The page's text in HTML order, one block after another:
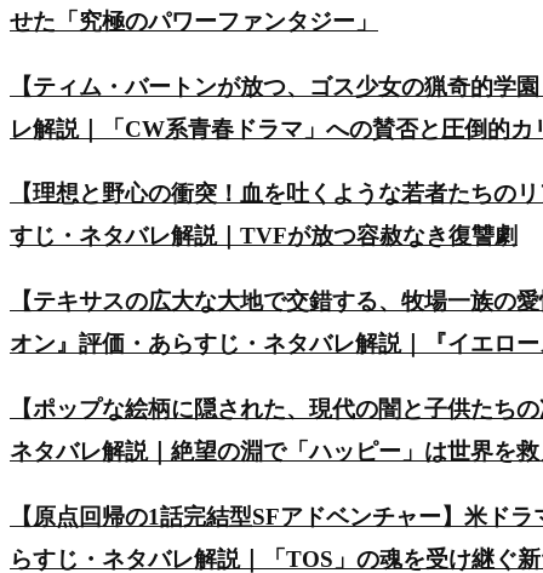
せた「究極のパワーファンタジー」
【ティム・バートンが放つ、ゴス少女の猟奇的学
レ解説｜「CW系青春ドラマ」への賛否と圧倒的カ
【理想と野心の衝突！血を吐くような若者たちの
すじ・ネタバレ解説｜TVFが放つ容赦なき復讐劇
【テキサスの広大な大地で交錯する、牧場一族の
オン』評価・あらすじ・ネタバレ解説｜『イエロ
【ポップな絵柄に隠された、現代の闇と子供たち
ネタバレ解説｜絶望の淵で「ハッピー」は世界を
【原点回帰の1話完結型SFアドベンチャー】米ド
らすじ・ネタバレ解説｜「TOS」の魂を受け継ぐ